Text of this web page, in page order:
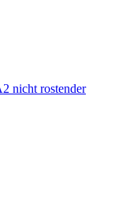
nicht rostender